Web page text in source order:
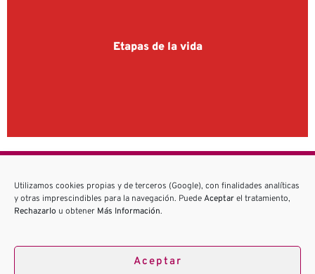
Utilizamos cookies propias y de terceros (Google), con finalidades analíticas
y otras imprescindibles para la navegación. PuedeAceptarel tratamiento,
Rechazarlo u obtener Más Información.
Aceptar
Etapas de la vida
¿Tienes alguna duda?